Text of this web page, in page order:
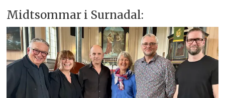
Midtsommar i Surnadal: